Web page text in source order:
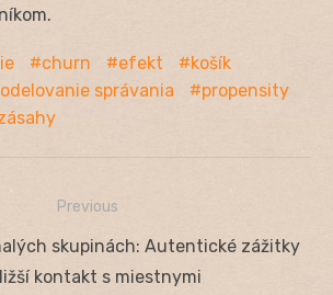
churn efekt
košík
správania
propensity
Previous
skupinách: Autentické zážitky
kontakt s miestnymi